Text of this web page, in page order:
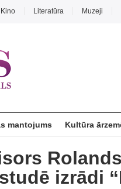
Kino Literatūra Muzeji
mantojums Kultūra
izrādi